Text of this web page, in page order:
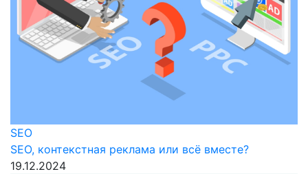
SEO
SEO, контекстная реклама или всё вместе?
19.12.2024